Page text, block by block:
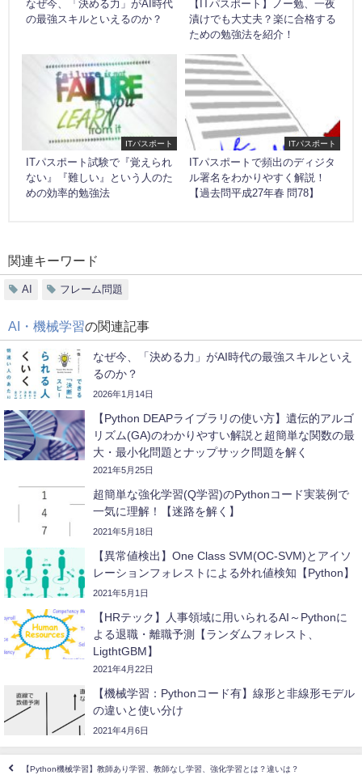
なぜ今、「決める力」がAI時代
の最強スキルといえるのか？
【ITパスポート】ノー勉、一夜
漬けでも大丈夫？楽に合格する
ための勉強法を紹介！
ITパスポート
ITパスポート試験で『覚えられ
ない』『難しい』という人のた
めの効率的勉強法
ITパスポート
ITパスポートで頻出のディジタ
ル署名をわかりやすく解説！
【過去問平成27年春 問78】
関連キーワード
AI フレーム問題
AI・機械学習の関連記事
なぜ今、「決める力」がAI時代の最強スキルといえ
るのか？
2026年1月14日
【Python DEAPライブラリの使い方】遺伝的アルゴ
リズム(GA)のわかりやすい解説と超簡単な関数の最
大・最小化問題とナップサック問題を解く
2021年5月25日
超簡単な強化学習(Q学習)のPythonコード実装例で
一気に理解！【迷路を解く】
2021年5月18日
【異常値検出】One Class SVM(OC-SVM)とアイソ
レーションフォレストによる外れ値検知【Python】
2021年5月1日
【HRテック】人事領域に用いられるAI～Pythonに
よる退職・離職予測【ランダムフォレスト、
LigthtGBM】
2021年4月22日
【機械学習：Pythonコード有】線形と非線形モデル
の違いと使い分け
2021年4月6日
【Python機械学習】教師あり学習、教師なし学習、強化学習とは？違いは？